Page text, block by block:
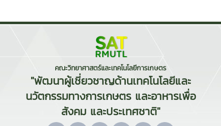
คณะวิทยาศาสตร์และเทคโนโลยีการเกษตร
"พัฒนาผู้เชี่ยวชาญด้านเทคโนโลยีและ
นวัตกรรมทางการเกษตร และอาหารเพื่อ
สังคม และประเทศชาติ"